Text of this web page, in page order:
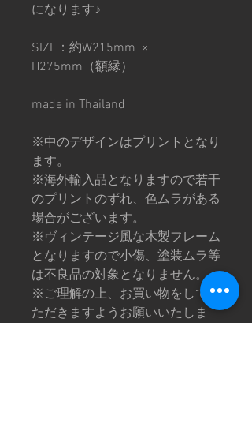
になります♪
SIZE：約W215mm ×
H275mm（額縁）
made in Thailand
※中のデザインはプリントとなり
ます。
※海外輸入品となりますので若干
のプリントのずれ、色ムラがある
場合がございます。
※ヴィンテージ風な木製フレーム
となりますので小傷、塗装ムラ等
は不良品の対象となりません。
※ご理解の上、お買い物をしてい
ただきますようお願いいたしま